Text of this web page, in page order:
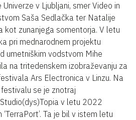
v Ljubljani, smer Video in
Saša Sedlačka ter Natalije
kot zunanjega somentorja. V letu
pri mednarodnem projektu
umetniškim vodstvom Mihe
na tritedenskem izobraževanju za
Ars Electronica v Linzu. Na
se je znotraj
v letu 2022
Ta je bil v istem letu